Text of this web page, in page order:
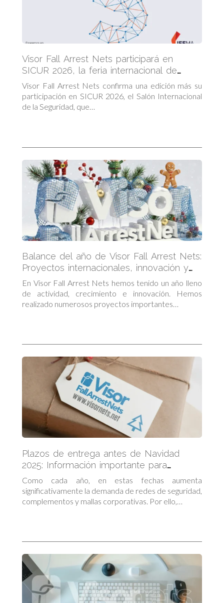
Visor Fall Arrest Nets participará en
SICUR 2026, la feria internacional de
referencia en seguridad
Visor Fall Arrest Nets confirma una edición más su
participación en SICUR 2026, el Salón Internacional
de la Seguridad, que…
Balance del año de Visor Fall Arrest Nets:
Proyectos internacionales, innovación y
crecimiento en el sector de la seguridad
En Visor Fall Arrest Nets hemos tenido un año lleno
de actividad, crecimiento e innovación. Hemos
realizado numerosos proyectos importantes…
Plazos de entrega antes de Navidad
2025: Información importante para
clientes
Como cada año, en estas fechas aumenta
significativamente la demanda de redes de seguridad,
complementos y mallas corporativas. Por ello,…